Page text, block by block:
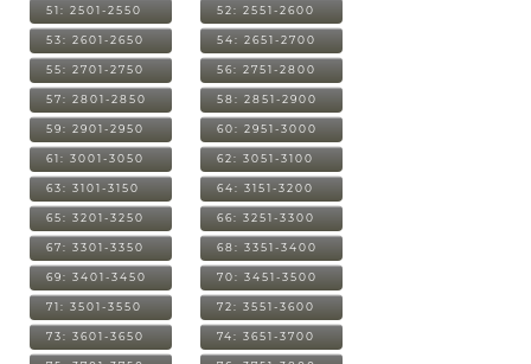
51: 2501-2550 52: 2551-2600
53: 2601-2650 54: 2651-2700
55: 2701-2750 56: 2751-2800
57: 2801-2850 58: 2851-2900
59: 2901-2950 60: 2951-3000
61: 3001-3050 62: 3051-3100
63: 3101-3150 64: 3151-3200
65: 3201-3250 66: 3251-3300
67: 3301-3350 68: 3351-3400
69: 3401-3450 70: 3451-3500
71: 3501-3550 72: 3551-3600
73: 3601-3650 74: 3651-3700